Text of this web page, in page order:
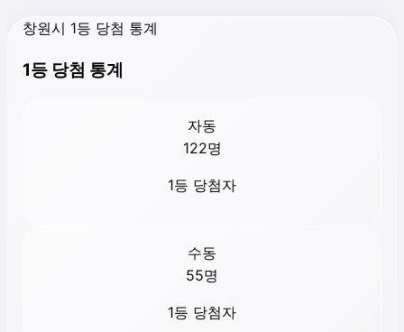
창원시 1등 당첨 통계
1등 당첨 통계
자동
122명
1등 당첨자
수동
55명
1등 당첨자